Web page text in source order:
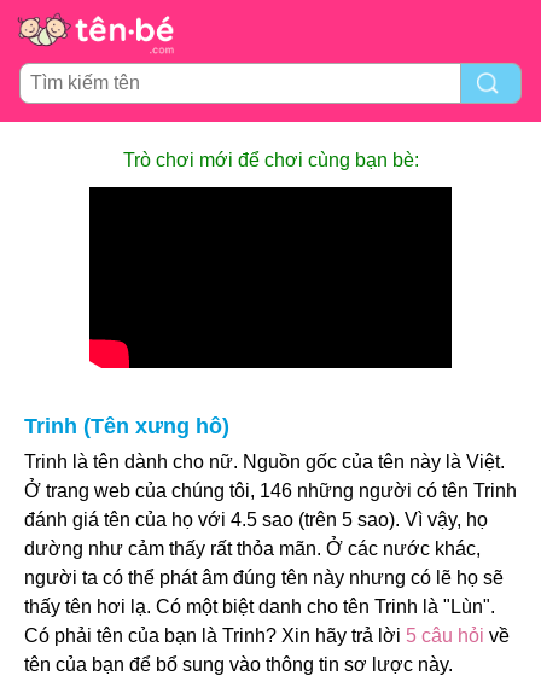
Trò chơi mới để chơi cùng bạn bè:
Trinh (Tên xưng hô)
Trinh là tên dành cho nữ. Nguồn gốc của tên này là Việt.
Ở trang web của chúng tôi, 146 những người có tên Trinh
đánh giá tên của họ với 4.5 sao (trên 5 sao). Vì vậy, họ
dường như cảm thấy rất thỏa mãn. Ở các nước khác,
người ta có thể phát âm đúng tên này nhưng có lẽ họ sẽ
thấy tên hơi lạ. Có một biệt danh cho tên Trinh là "Lùn".
Có phải tên của bạn là Trinh? Xin hãy trả lời 5 câu hỏi về
tên của bạn để bổ sung vào thông tin sơ lược này.